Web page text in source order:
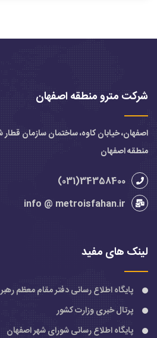
شرکت مترو منطقه اصفهان
اصفهان، خیابان کاوه، ساختمان سازمان
منطقه اصفهان
34358400(031)
info @ metroisfahan.ir
لینک های مفید
پایگاه اطلاع رسانی دفتر مقام معظم
پرتال خبری وزارت کشور
پایگاه اطلاع رسانی شورای شهر اصفهان